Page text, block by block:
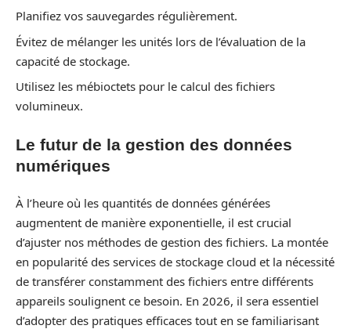
Planifiez vos sauvegardes régulièrement.
Évitez de mélanger les unités lors de l’évaluation de la
capacité de stockage.
Utilisez les mébioctets pour le calcul des fichiers
volumineux.
Le futur de la gestion des données
numériques
À l’heure où les quantités de données générées
augmentent de manière exponentielle, il est crucial
d’ajuster nos méthodes de gestion des fichiers. La montée
en popularité des services de stockage cloud et la nécessité
de transférer constamment des fichiers entre différents
appareils soulignent ce besoin. En 2026, il sera essentiel
d’adopter des pratiques efficaces tout en se familiarisant